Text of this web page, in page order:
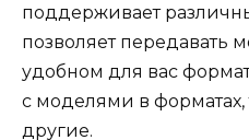
поддерживает
позволяет передавать
удобном для вас
с моделями в форматах,
другие.